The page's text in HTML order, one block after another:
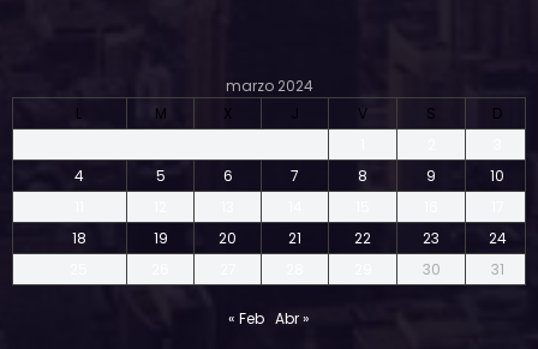
marzo 2024
L
M X J V S
D
4
5 6 7 8 9
10
18
19 20 21 22 23
24
30 31
« Feb Abr »